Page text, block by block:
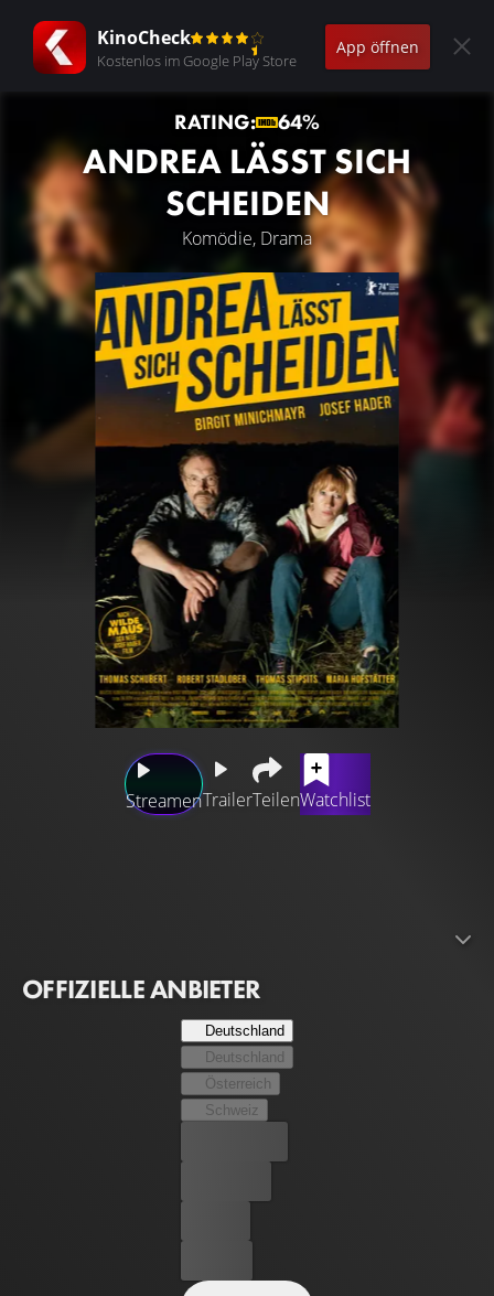
KinoCheck
Kostenlos im Google Play Store
App öffnen
RATING: 64%
ANDREA LÄSST SICH
SCHEIDEN
Komödie, Drama
StreamenTrailerTeilenWatchlist
läuft betrunken vor ihr Auto und stirbt. Um nicht ihren
OFFIZIELLE ANBIETER
Deutschland
Deutschland
Österreich
Schweiz